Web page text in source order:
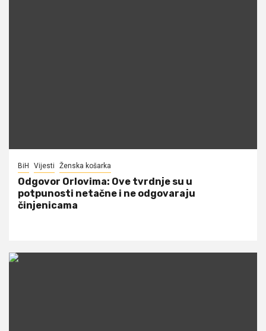
BiH Vijesti Ženska košarka
Odgovor Orlovima: ​Ove tvrdnje su u
potpunosti netačne i ne odgovaraju
činjenicama